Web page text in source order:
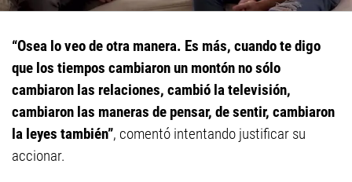
“Osea lo veo de otra manera. Es más, cuando te digo
que los tiempos cambiaron un montón no sólo
cambiaron las relaciones, cambió la televisión,
cambiaron las maneras de pensar, de sentir, cambiaron
la leyes también”, comentó intentando justificar su
accionar.